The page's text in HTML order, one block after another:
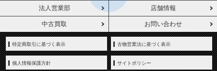
法人営業部 店舗情報
中古買取 お問い合わせ
特定商取引に基づく表示 古物営業法に基づく表示
個人情報保護方針 サイトポリシー